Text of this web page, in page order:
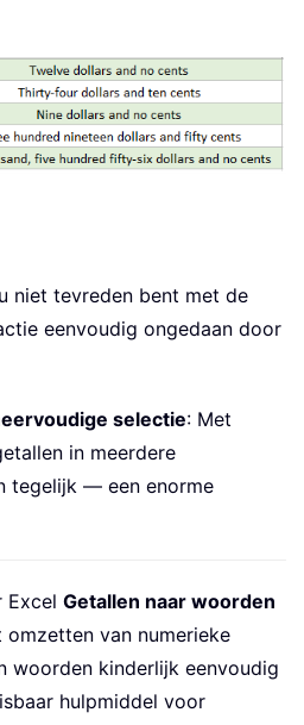
niet tevreden bent met de
eenvoudig ongedaan door
selectie: Met
in meerdere
tegelijk — een enorme
Excel Getallen naar woorden
omzetten van numerieke
woorden kinderlijk eenvoudig
hulpmiddel voor